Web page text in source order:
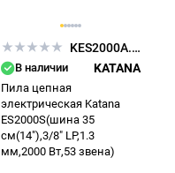
KES2000A.00
В наличии KATANA
Пила цепная
электрическая Katana
ES2000S(шина 35
см(14"),3/8" LP,1.3
мм,2000 Вт,53 звена)